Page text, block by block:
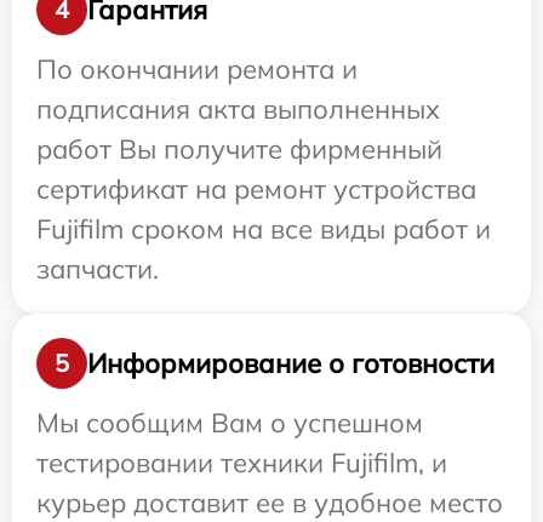
4
Гарантия
По окончании ремонта и
подписания акта выполненных
работ Вы получите фирменный
сертификат на ремонт устройства
Fujifilm сроком на все виды работ и
запчасти.
5
Информирование о готовности
Мы сообщим Вам о успешном
тестировании техники Fujifilm, и
курьер доставит ее в удобное место